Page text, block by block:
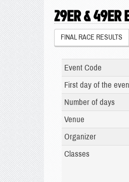
29ER & 49ER
FINAL RACE RESULTS
Event Code
First day of the
Number of days
Venue
Organizer
Classes